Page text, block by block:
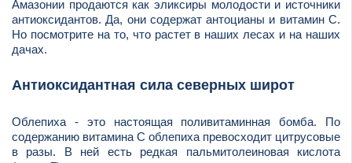
Амазонии продаются как эликсиры молодости и источники
антиоксидантов. Да, они содержат антоцианы и витамин С.
Но посмотрите на то, что растет в наших лесах и на наших
дачах.
Антиоксидантная сила северных широт
Облепиха - это настоящая поливитаминная бомба. По
содержанию витамина С облепиха превосходит цитрусовые
в разы. В ней есть редкая пальмитолеиновая кислота